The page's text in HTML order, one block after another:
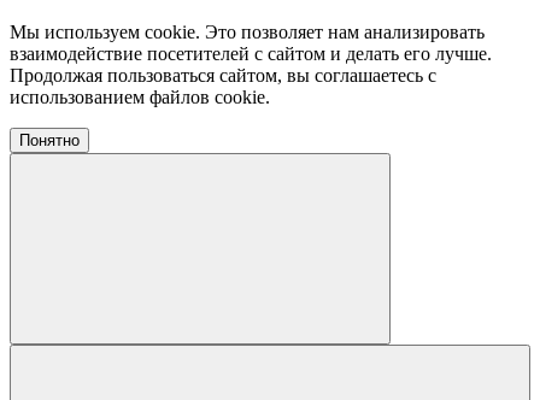
Мы используем cookie. Это позволяет нам анализировать
взаимодействие посетителей с сайтом и делать его лучше.
Продолжая пользоваться сайтом, вы соглашаетесь с
использованием файлов cookie.
Понятно